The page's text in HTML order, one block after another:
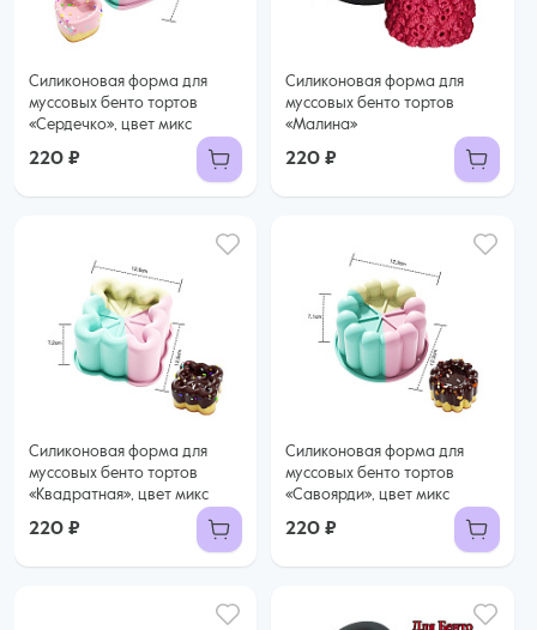
Силиконовая форма для
муссовых бенто тортов
«Сердечко», цвет микс
220 ₽
Силиконовая форма для
муссовых бенто тортов
«Малина»
220 ₽
Силиконовая форма для
муссовых бенто тортов
«Квадратная», цвет микс
220 ₽
Силиконовая форма для
муссовых бенто тортов
«Савоярди», цвет микс
220 ₽